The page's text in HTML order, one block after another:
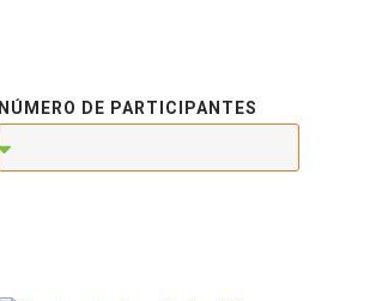
NÚMERO DE PARTICIPANTES